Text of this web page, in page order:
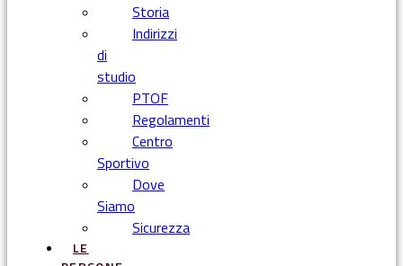
Storia
Indirizzi
di
studio
PTOF
Regolamenti
Centro
Sportivo
Dove
Siamo
Sicurezza
LE